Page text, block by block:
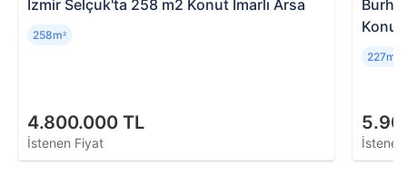
İzmir Selçuk'ta 258 m2 Konut İmarlı Arsa
4.800.000 TL
İstenen Fiyat
258m²
Konut
227m